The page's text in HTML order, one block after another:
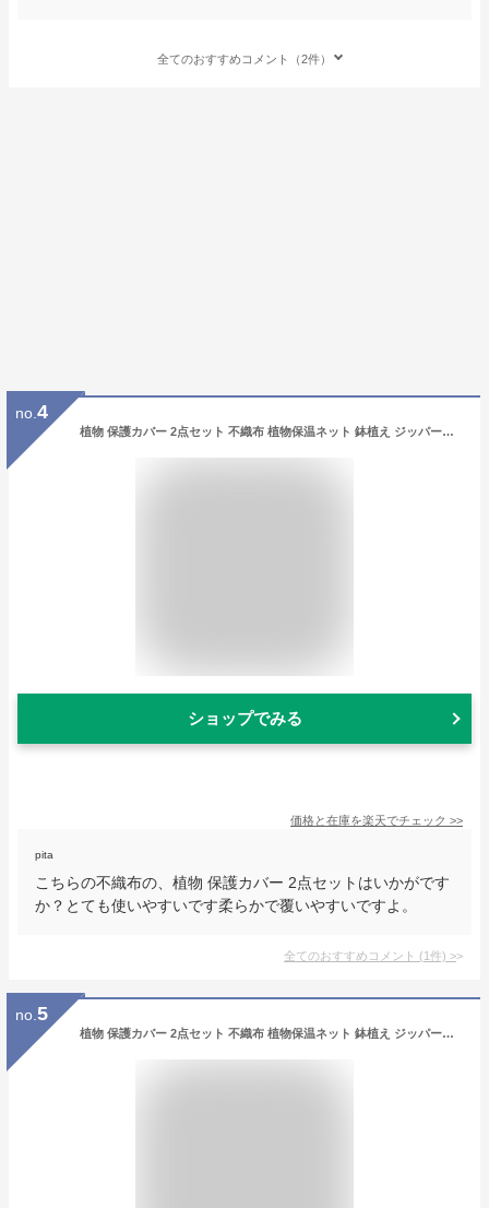
全てのおすすめコメント（2件）
no. 4
植物 保護カバー 2点セット 不織布 植物保温ネット 鉢植え ジッパー付き 霜 雪 風 虫害対策 巾着式 プランターカバー 植物保護カバー 植物防寒カバー 防寒カバー 透光性 通気性 折りたたみ 再利用可能 冬用 防寒対策 凍結防止 霜除け 観葉植物 木の潅木 屋外 園芸用品
ショップでみる
価格と在庫を楽天でチェック >>
pita
こちらの不織布の、植物 保護カバー 2点セットはいかがです
か？とても使いやすいです柔らかで覆いやすいですよ。
全てのおすすめコメント (1件) >
no. 5
植物 保護カバー 2点セット 不織布 植物保温ネット 鉢植え ジッパー付き 霜 雪 風 虫害対策 巾着式 プランターカバー 植物保護カバー 植物防寒カバー 防寒カバー 透光性 通気性 折りたたみ 再利用可能 冬用 防寒対策 凍結防止 霜除け 観葉植物 木の潅木 屋外 園芸用品